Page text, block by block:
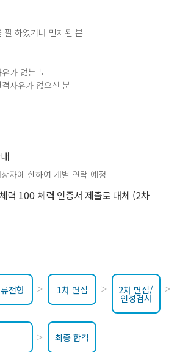
하였거나 면제된 분
가 없는 분
사유가 없으신 분
자에 한하여 개별 연락 예정
력 100 체력 인증서 제출로 대체 (2차
전형 1차 면접 2차 면접/
인성검사
최종 합격